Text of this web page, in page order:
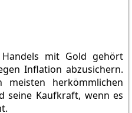
mit Gold gehört
Inflation abzusichern.
herkömmlichen
seine Kaufkraft, wenn es